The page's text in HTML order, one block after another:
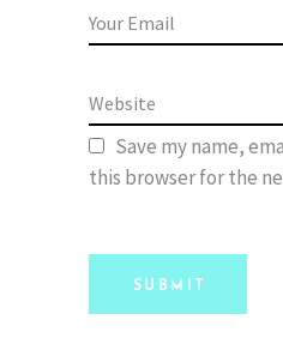
Save my name,
this browser for the
SUBMIT